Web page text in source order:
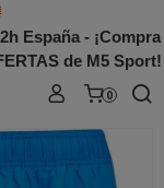
España - ¡Compra
de M5 Sport!
0